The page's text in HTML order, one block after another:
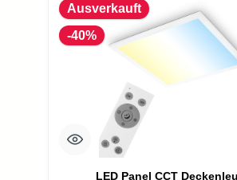
Ausverkauft
-40%
LED Panel CCT